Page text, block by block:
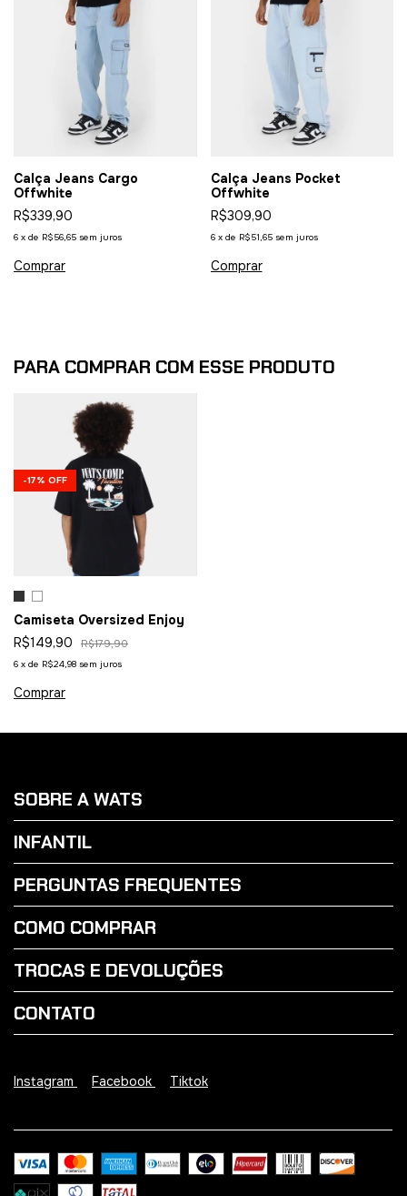
Calça Jeans Cargo
Offwhite
R$339,90
6 x de R$56,65 sem juros
Comprar
Calça Jeans Pocket
Offwhite
R$309,90
6 x de R$51,65 sem juros
Comprar
PARA COMPRAR COM ESSE PRODUTO
-17% OFF
Camiseta Oversized Enjoy
R$149,90
R$179,90
6 x de R$24,98 sem juros
Comprar
SOBRE A WATS
INFANTIL
PERGUNTAS FREQUENTES
COMO COMPRAR
TROCAS E DEVOLUÇÕES
CONTATO
Instagram Facebook Tiktok